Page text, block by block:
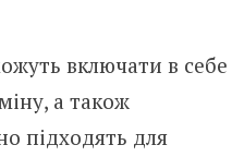
включати в себе
а також
підходять для